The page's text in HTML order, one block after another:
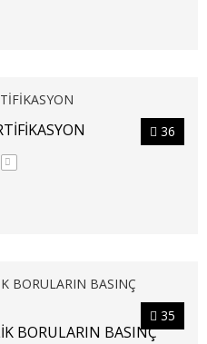
36
35
BORULARIN BASINÇ